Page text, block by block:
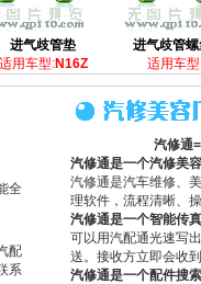
进气歧管垫
适用车型:N16Z
进气歧管
适用车
全
配
系
汽修通
汽修通是一个汽修美
汽修通是汽车维修、
理软件，流程清晰、
汽修通是一个智能传
可以用汽配通光速写
送。接收方立即会收
汽修通是一个配件搜